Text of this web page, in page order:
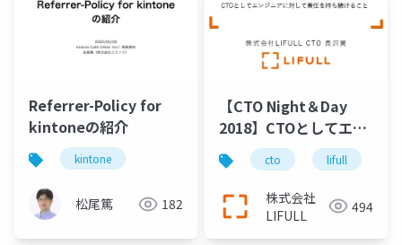
Referrer-Policy for
kintoneの紹介
kintone
松尾篤 182
【CTO Night＆Day
2018】CTOとしてエン
ジニアに対して責任を
持ち続けること
cto lifull
株式会社
LIFULL
494